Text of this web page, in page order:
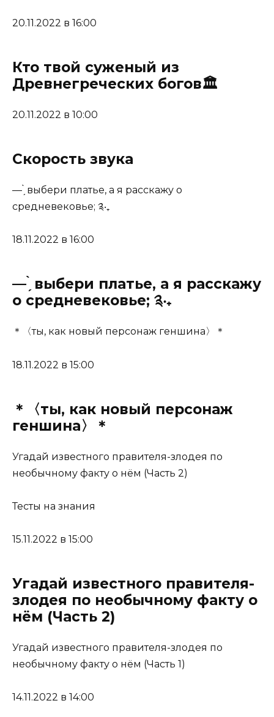
20.11.2022 в 16:00
Кто твой суженый из
Древнегреческих богов🏛
20.11.2022 в 10:00
Скорость звука
— ̗̀ выбери платье, а я расскажу о
средневековье; ༉‧₊
18.11.2022 в 16:00
— ̗̀ выбери платье, а я расскажу
о средневековье; ༉‧₊
＊〈ты, как новый персонаж геншина〉＊
18.11.2022 в 15:00
＊〈ты, как новый персонаж
геншина〉＊
Угадай известного правителя-злодея по
необычному факту о нём (Часть 2)
Тесты на знания
15.11.2022 в 15:00
Угадай известного правителя-
злодея по необычному факту о
нём (Часть 2)
Угадай известного правителя-злодея по
необычному факту о нём (Часть 1)
14.11.2022 в 14:00